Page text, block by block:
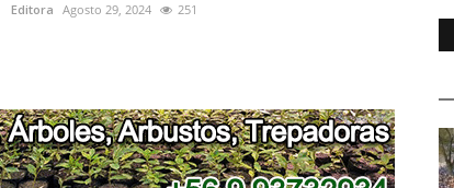
Editora Agosto 29, 2024 251